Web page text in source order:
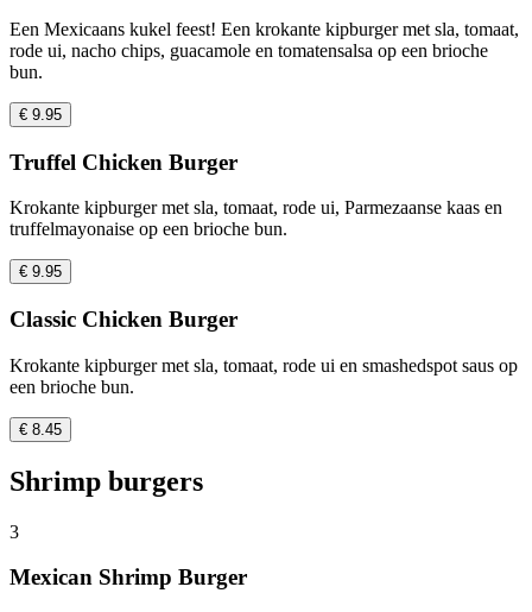
Een Mexicaans kukel feest! Een krokante kipburger met sla, tomaat,
rode ui, nacho chips, guacamole en tomatensalsa op een brioche
bun.
€ 9.95
Truffel Chicken Burger
Krokante kipburger met sla, tomaat, rode ui, Parmezaanse kaas en
truffelmayonaise op een brioche bun.
€ 9.95
Classic Chicken Burger
Krokante kipburger met sla, tomaat, rode ui en smashedspot saus op
een brioche bun.
€ 8.45
Shrimp burgers
3
Mexican Shrimp Burger